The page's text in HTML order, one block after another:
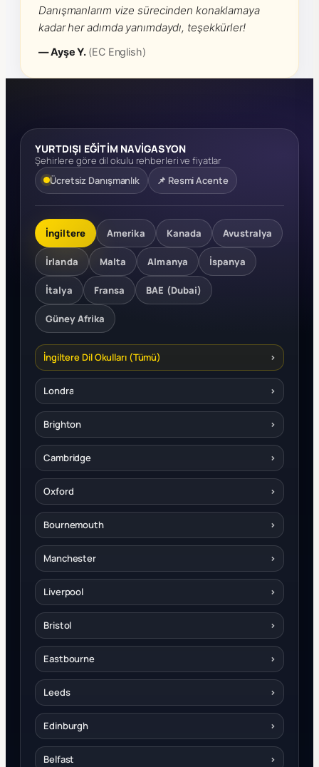
Danışmanlarım vize sürecinden konaklamaya
kadar her adımda yanımdaydı, teşekkürler!
— Ayşe Y. (EC English)
YURTDIŞI EĞİTİM NAVİGASYON
Şehirlere göre dil okulu rehberleri ve fiyatlar
Ücretsiz Danışmanlık
📌 Resmi Acente
İngiltere Amerika Kanada Avustralya
İrlanda Malta Almanya İspanya
İtalya Fransa BAE (Dubai)
Güney Afrika
İngiltere Dil Okulları (Tümü) ›
Londra ›
Brighton ›
Cambridge ›
Oxford ›
Bournemouth ›
Manchester ›
Liverpool ›
Bristol ›
Eastbourne ›
Leeds ›
Edinburgh ›
Belfast ›